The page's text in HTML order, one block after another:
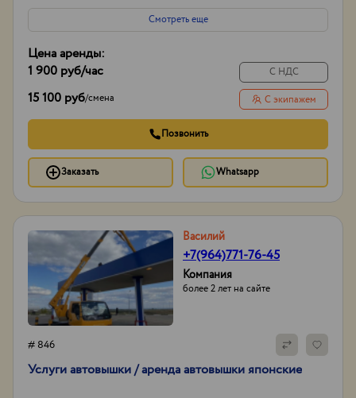
Смотреть еще
Цена аренды:
1 900 руб/час
15 100 руб/смена
С НДС
С экипажем
Позвонить
Заказать Whatsapp
Василий
+7(964)771-76-45
Компания
более 2 лет на сайте
# 846
Услуги автовышки / аренда автовышки японские